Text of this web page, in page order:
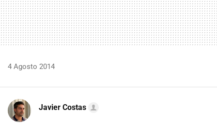
4 Agosto 2014
Javier Costas